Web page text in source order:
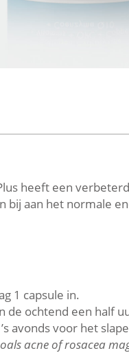
heeft een
bij aan het normale
1 capsule in.
de ochtend een half
avonds voor het
acne of rosacea